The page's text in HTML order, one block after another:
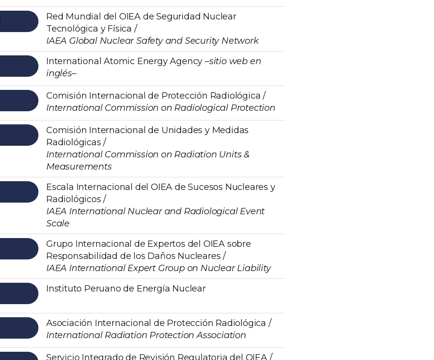
Red Mundial del OIEA de Seguridad Nuclear
Tecnológica y Física /
IAEA Global Nuclear Safety and Security Network
International Atomic Energy Agency –sitio web en
inglés–
Comisión Internacional de Protección Radiológica /
International Commission on Radiological Protection
Comisión Internacional de Unidades y Medidas
Radiológicas /
International Commission on Radiation Units &
Measurements
Escala Internacional del OIEA de Sucesos Nucleares y
Radiológicos /
IAEA International Nuclear and Radiological Event
Scale
Grupo Internacional de Expertos del OIEA sobre
Responsabilidad de los Daños Nucleares /
IAEA International Expert Group on Nuclear Liability
Instituto Peruano de Energía Nuclear
Asociación Internacional de Protección Radiológica /
International Radiation Protection Association
Servicio Integrado de Revisión Regulatoria del OIEA /